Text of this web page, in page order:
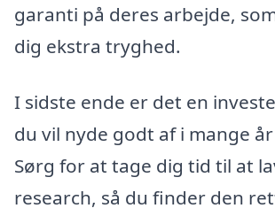
garanti på deres arbejde,
dig ekstra tryghed.
I sidste ende er det en
du vil nyde godt af i mange
Sørg for at tage dig tid til at
research, så du finder den